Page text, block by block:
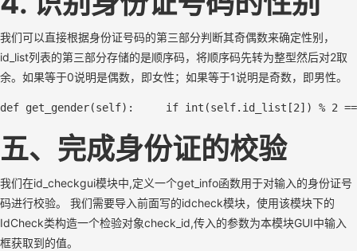
我们可以直接根据身份证号码的第三部分判断其奇偶数来确定性别，
id_list列表的第三部分存储的是顺序码，将顺序码先转为整型然后对2取
余。如果等于0说明是偶数，即女性；如果等于1说明是奇数，即男性。
def get_gender(self) : if int(self.id_list[2]) % 2
五、完成身份证的校验
我们在id_checkgui模块中,定义一个get_info函数用于对输入的身份证号
码进行校验。 我们需要导入前面写的idcheck模块，使用该模块下的
IdCheck类构造一个检验对象check_id,传入的参数为本模块GUI中输入
框获取到的值。